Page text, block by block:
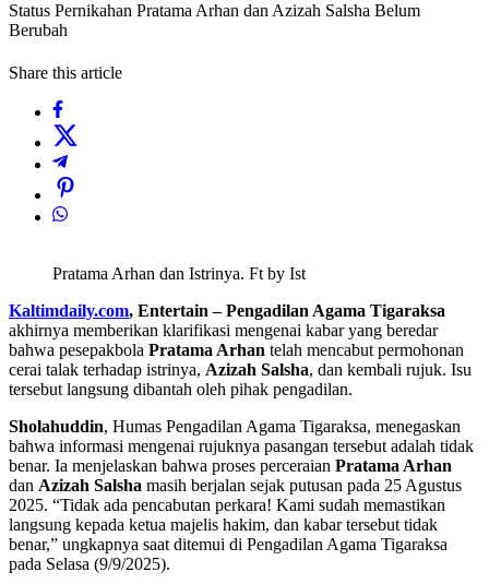
Status Pernikahan Pratama Arhan dan Azizah Salsha Belum
Berubah
Share this article
Pratama Arhan dan Istrinya. Ft by Ist
Kaltimdaily.com, Entertain – Pengadilan Agama Tigaraksa
akhirnya memberikan klarifikasi mengenai kabar yang beredar
bahwa pesepakbola Pratama Arhan telah mencabut permohonan
cerai talak terhadap istrinya, Azizah Salsha, dan kembali rujuk. Isu
tersebut langsung dibantah oleh pihak pengadilan.
Sholahuddin, Humas Pengadilan Agama Tigaraksa, menegaskan
bahwa informasi mengenai rujuknya pasangan tersebut adalah tidak
benar. Ia menjelaskan bahwa proses perceraian Pratama Arhan
dan Azizah Salsha masih berjalan sejak putusan pada 25 Agustus
2025. “Tidak ada pencabutan perkara! Kami sudah memastikan
langsung kepada ketua majelis hakim, dan kabar tersebut tidak
benar,” ungkapnya saat ditemui di Pengadilan Agama Tigaraksa
pada Selasa (9/9/2025).